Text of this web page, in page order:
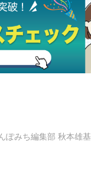
ぽみち編集部 秋本雄基